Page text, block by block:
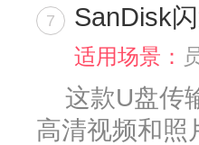
7 SanDisk
适用场景：
这款U盘传
高清视频和照